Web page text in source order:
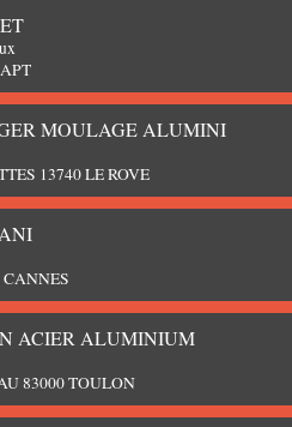
MOULAGE ALUMINI
13740 LE ROVE
ACIER ALUMINIUM
83000 TOULON